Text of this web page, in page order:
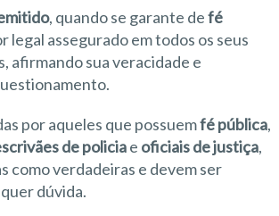
, quando se garante defé
legal assegurado em todos os seus
afirmando sua veracidade e
por aqueles que possuemfé pública,
de policiae oficiais de justiça,
como verdadeiras e devem ser
dúvida.